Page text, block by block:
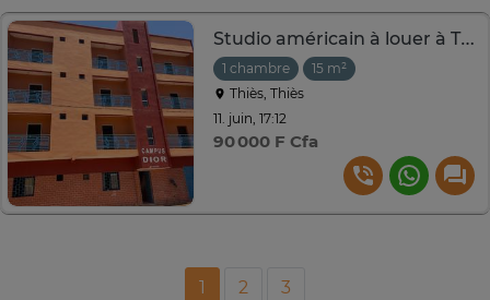
Studio américain à louer à Thiès
1 chambre
15 m²
Thiès, Thiès
11. juin, 17:12
90 000 F Cfa
1 2 3